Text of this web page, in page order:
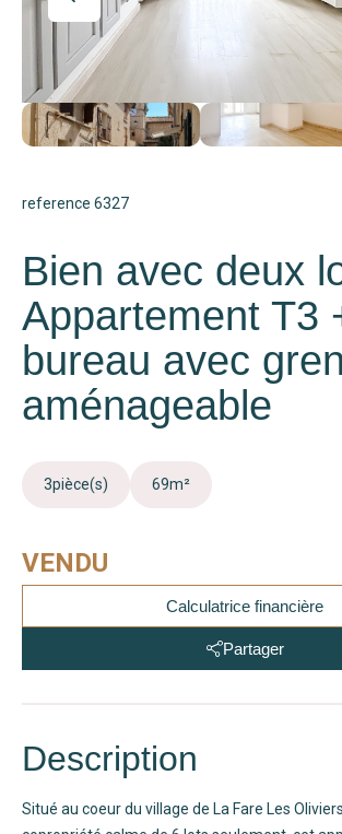
Nos Biens Vendus
reference 6327
Bien avec deux
Appartement T3
bureau avec
aménageable
3pièce(s) 69m²
VENDU
Calculatrice financière
Partager
Description
Situé au coeur du village de La Fare Les